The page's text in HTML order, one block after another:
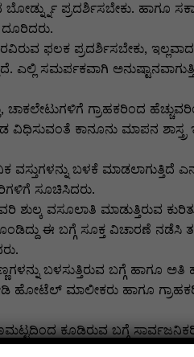
ಪ್ರದರ್ಶಿಸಬೇಕು. ಹಾಗೂ
ಫಲಕ ಪ್ರದರ್ಶಿಸಬೇಕು,
ಎಲ್ಲಿ ಸಮರ್ಪಕವಾಗಿ
ಚಾಕಲೇಟುಗಳಿಗೆ ಗ್ರಾಹಕರಿಂದ
ವಿಧಿಸುವಂತೆ ಕಾನೂನು ಮಾಪನ
ಬಳಕೆ ಮಾಡಲಾಗುತ್ತಿದೆ
ಸೂಚಿಸಿದರು.
ಶುಲ್ಕ ವಸೂಲಾತಿ ಮಾಡುತ್ತಿರುವ
ಈ ಬಗ್ಗೆ ಸೂಕ್ತ ವಿಚಾರಣೆ ನಡೆಸಿ
ಬಳಸುತ್ತಿರುವ ಬಗ್ಗೆ ಹಾಗೂ ಅತಿ
ಹೋಟೆಲ್ ಮಾಲೀಕರು ಹಾಗೂ
ಕೂಡಿರುವ ಬಗ್ಗೆ
ಔಷಧ ನಿಯಂತ್ರಕರಿಗೆ ತಿಳಿಸಿದರು.